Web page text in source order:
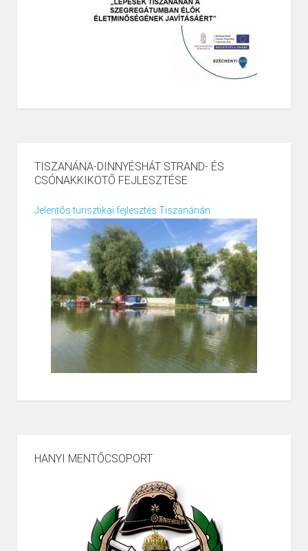
TISZANÁNA-DINNYÉSHÁT STRAND- ÉS
CSÓNAKKIKÖTŐ FEJLESZTÉSE
Jelentős turisztikai fejlesztés Tiszanánán
HANYI MENTŐCSOPORT